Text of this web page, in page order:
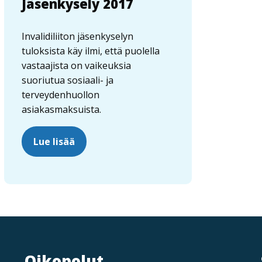
Invalidiliiton jäsenkyselyn
tuloksista käy ilmi, että puolella
vastaajista on vaikeuksia
suoriutua sosiaali- ja
terveydenhuollon
asiakasmaksuista.
Lue lisää